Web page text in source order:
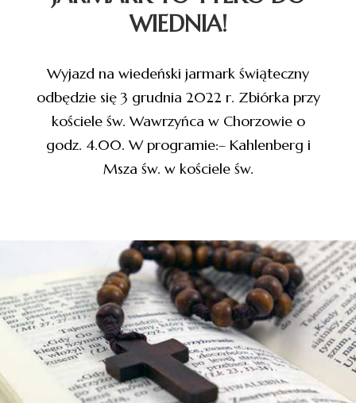
WIEDNIA!
Wyjazd na wiedeński jarmark świąteczny
odbędzie się 3 grudnia 2022 r. Zbiórka przy
kościele św. Wawrzyńca w Chorzowie o
godz. 4.00. W programie:– Kahlenberg i
Msza św. w kościele św.